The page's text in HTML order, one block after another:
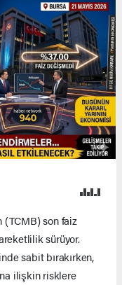
(TCMB) son faiz
sürüyor.
sabit bırakırken,
ilişkin risklere